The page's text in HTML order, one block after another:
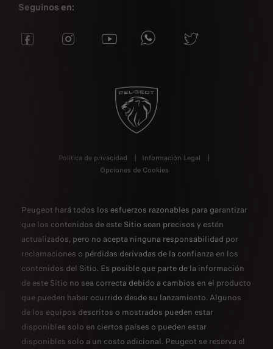
Seguinos en:
Política de privacidad
Información Legal
Opciones de Cookies
Peugeot hará todos los esfuerzos razonables para garantizar
que los contenidos de este Sitio sean precisos y estén
actualizados, pero no acepta ninguna responsabilidad por
reclamaciones o pérdidas derivadas de la confianza en los
contenidos del Sitio. Es posible que parte de la información
de este Sitio no sea correcta debido a cambios en el producto
que pueden haber ocurrido desde su lanzamiento. Algunos
de los equipos descritos o mostrados pueden estar
disponibles solo en ciertos países o pueden estar
disponibles solo a un costo adicional. Peugeot se reserva el